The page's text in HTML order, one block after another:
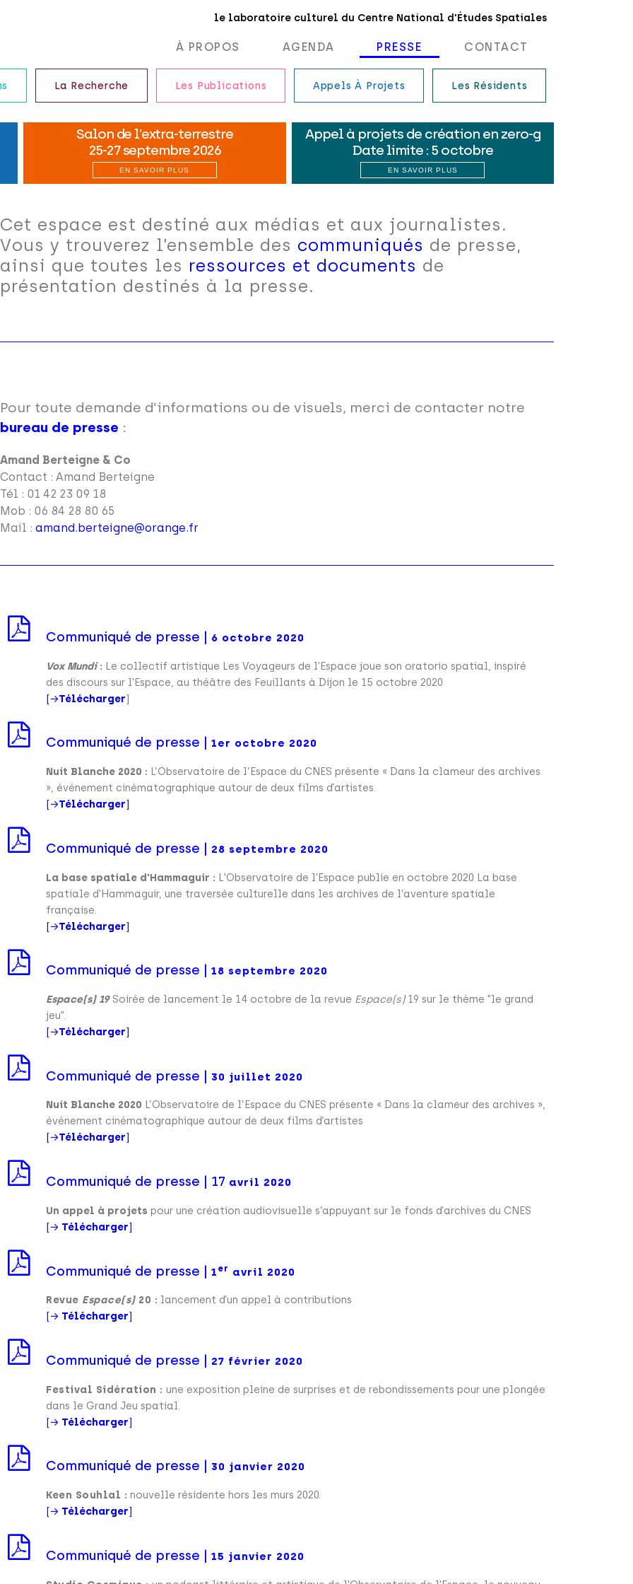
le laboratoire culturel du Centre National d'Études Spatiales
À PROPOS AGENDA PRESSE CONTACT
La Recherche Les Publications Appels À Projets Les Résidents
Cet espace est destiné aux médias et aux journalistes.
Vous y trouverez l’ensemble des communiqués de presse,
ainsi que toutes les ressources et documents de
présentation destinés à la presse.
Pour toute demande d’informations ou de visuels, merci de contacter notre
bureau de presse :
Amand Berteigne & Co
Contact : Amand Berteigne
Tél : 01 42 23 09 18
Mob : 06 84 28 80 65
Mail : amand.berteigne@orange.fr
Communiqué de presse | 6 octobre 2020
Vox Mundi: Le collectif artistique Les Voyageurs de l'Espace joue son oratorio spatial, inspiré
des discours sur l'Espace, au théâtre des Feuillants à Dijon le 15 octobre 2020
[→Télécharger]
Communiqué de presse |1er octobre 2020
Nuit Blanche 2020 : L’Observatoire de l’Espace du CNES présente « Dans la clameur des archives
», événement cinématographique autour de deux films d’artistes.
[→Télécharger]
Communiqué de presse | 28 septembre 2020
La base spatiale d'Hammaguir : L'Observatoire de l'Espace publie en octobre 2020 La base
spatiale d'Hammaguir, une traversée culturelle dans les archives de l’aventure spatiale
française.
[→Télécharger]
Communiqué de presse |18 septembre 2020
Espace(s) 19Soirée de lancement le 14 octobre de la revue Espace(s)19 sur le thème "le grand
jeu".
[→Télécharger]
Communiqué de presse | 30 juillet 2020
Nuit Blanche 2020 L’Observatoire de l’Espace du CNES présente « Dans la clameur des archives »,
événement cinématographique autour de deux films d’artistes
[→Télécharger]
Communiqué de presse | 17 avril 2020
Un appel à projets pour une création audiovisuelle s’appuyant sur le fonds d’archives du CNES
[→ Télécharger]
Communiqué de presse |1 er avril 2020
Revue Espace(s)20 : lancement d’un appel à contributions
[→ Télécharger]
Communiqué de presse | 27 février 2020
Festival Sidération : une exposition pleine de surprises et de rebondissements pour une plongée
dans le Grand Jeu spatial.
[→ Télécharger]
Communiqué de presse | 30 janvier 2020
Keen Souhlal : nouvelle résidente hors les murs 2020.
[→ Télécharger]
Communiqué de presse |15 janvier 2020